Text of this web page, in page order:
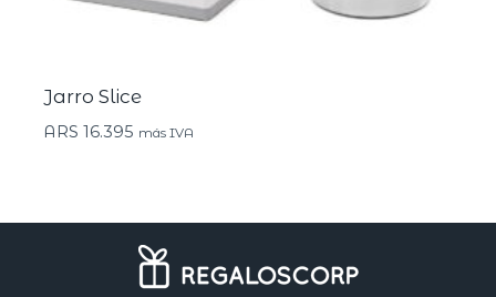
Jarro Slice
ARS 16.395 más IVA